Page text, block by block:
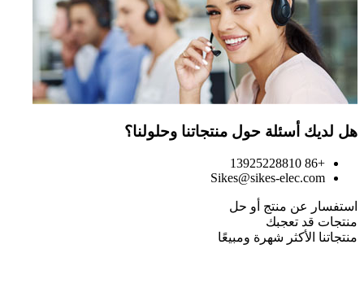
هل لديك أسئلة حول منتجاتنا وحلولنا؟
+86 13925228810
Sikes@sikes-elec.com
استفسار عن منتج أو حل
منتجات قد تعجبك
منتجاتنا الأكثر شهرة ومبيعًا